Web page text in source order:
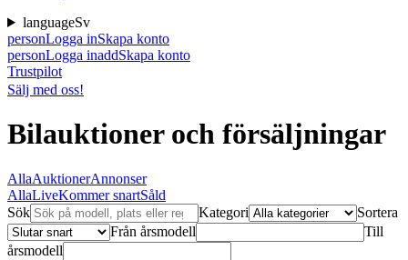
languageSv
personLogga inSkapa konto
personLogga inaddSkapa konto
Trustpilot
Sälj med oss!
Bilauktioner och försäljningar
AllaAuktionerAnnonser
AllaLiveKommer snartSåld
Sök
Kategori
Sortera
Från årsmodell
Till
årsmodell